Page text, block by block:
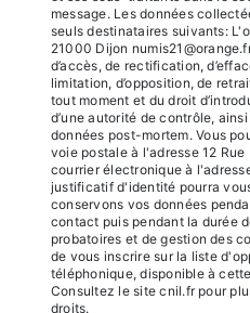
message. Les données
seuls destinataires suivants:
21000 Dijon
d’accès, de rectification,
limitation, d’opposition, de
tout moment et du droit
d’une autorité de contrôle,
données post-mortem. Vous
voie postale à l'adresse 12
courrier électronique à
justificatif d'identité pourra
conservons vos données
contact puis pendant la durée
probatoires et de gestion des
de vous inscrire sur la liste
téléphonique, disponible à
Consultez le site cnil.fr pour
droits.